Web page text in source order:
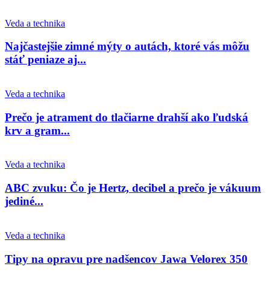
Veda a technika
Najčastejšie zimné mýty o autách, ktoré vás môžu
stáť peniaze aj...
Veda a technika
Prečo je atrament do tlačiarne drahší ako ľudská
krv a gram...
Veda a technika
ABC zvuku: Čo je Hertz, decibel a prečo je vákuum
jediné...
Veda a technika
Tipy na opravu pre nadšencov Jawa Velorex 350